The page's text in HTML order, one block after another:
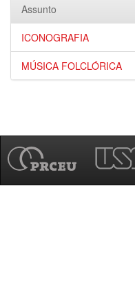
Assunto
ICONOGRAFIA
MÚSICA FOLCLÓRICA